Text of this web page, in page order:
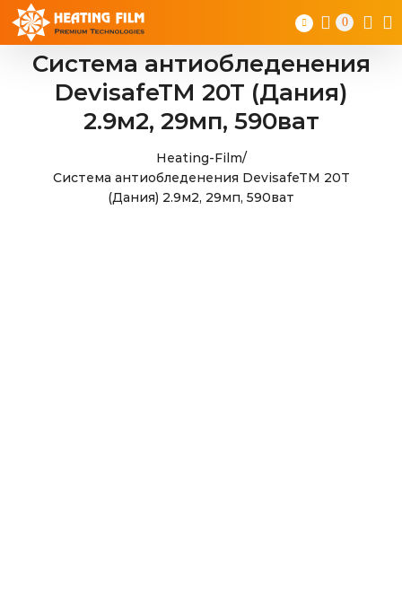
Skip
content
0
Система антиобледенения
DevisafeTM 20T (Дания)
2.9м2, 29мп, 590ват
Heating-Film/
Система антиобледенения DevisafeTM 20T
(Дания) 2.9м2, 29мп, 590ват